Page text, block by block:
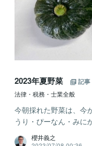
2023年夏野菜
記事
法律・税務・士業全般
今朝採れた野菜は、今
うり・ぴーなん・みに
櫻井義之